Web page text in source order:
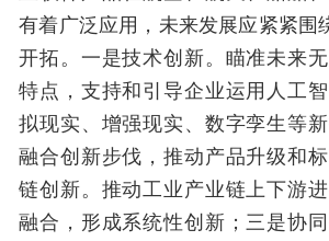
有着广泛应用，未来发展应紧紧围
开拓。一是技术创新。瞄准未来
特点，支持和引导企业运用人工
拟现实、增强现实、数字孪生等
融合创新步伐，推动产品升级和
链创新。推动工业产业链上下游进
融合，形成系统性创新；三是协